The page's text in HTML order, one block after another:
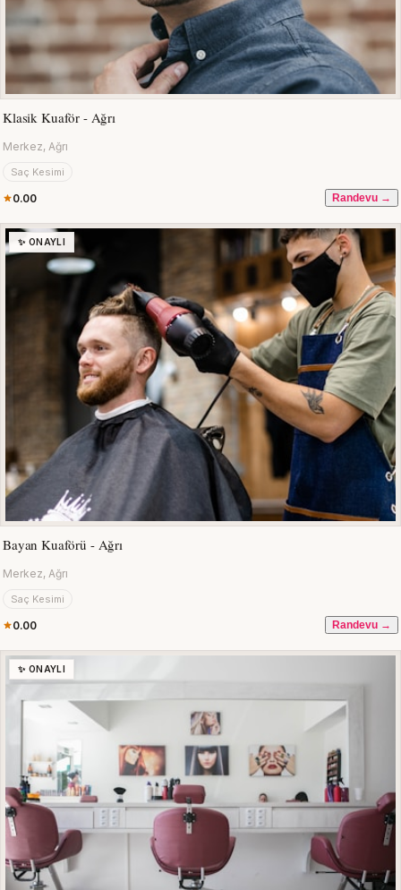
Klasik Kuaför - Ağrı
Merkez, Ağrı
Saç Kesimi
0.00 Randevu →
✨ ONAYLI
Bayan Kuaförü - Ağrı
Merkez, Ağrı
Saç Kesimi
0.00 Randevu →
✨ ONAYLI